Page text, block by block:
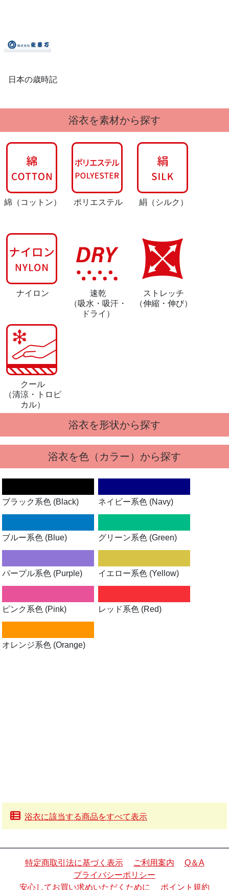
日本の歳時記
浴衣を素材から探す
綿 （コットン） ポリエステル 絹 （シルク）
ナイロン
速乾
（吸水・吸汗・
ドライ）
ストレッチ
（伸縮・伸び）
クール
（清涼・トロピ
カル）
浴衣を形状から探す
浴衣を色（カラー）から探す
ブラック系色 (Black) ネイビー系色 (Navy)
ブルー系色 (Blue) グリーン系色 (Green)
パープル系色 (Purple) イエロー系色 (Yellow)
ピンク系色 (Pink) レッド系色 (Red)
オレンジ系色 (Orange)
浴衣に該当する商品をすべて表示
特定商取引法に基づく表示 ご利用案内
Q＆A
プライバシーポリシー
安心してお買い求めいただくために
ポイント規約